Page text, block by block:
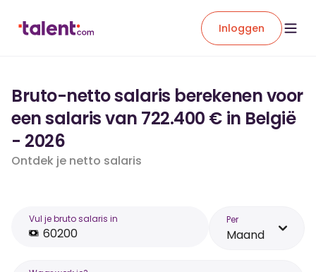
Inloggen
Bruto-netto salaris berekenen voor
een salaris van 722.400 € in België
- 2026
Ontdek je netto salaris
Vul je bruto salaris in Per
Maand